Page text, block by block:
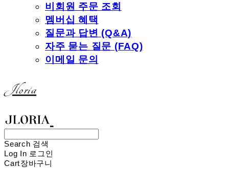
비회원 주문 조회
멤버십 혜택
질문과 답변 (Q&A)
자주 묻는 질문 (FAQ)
이메일 문의
Jloria
Search 검색
Log In 로그인
Cart장바구니